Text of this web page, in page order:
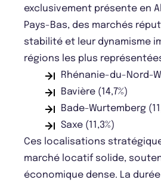
exclusivement présente en
Pays-Bas, des marchés
stabilité et leur dynamisme
régions les plus
Rhénanie-du-Nord-
Bavière (14,7%)
Bade-Wurtemberg
Saxe (11,3%)
Ces localisations
marché locatif solide,
économique dense. La